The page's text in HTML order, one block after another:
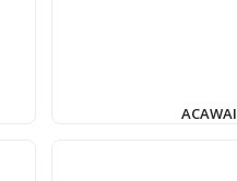
ACAWAI